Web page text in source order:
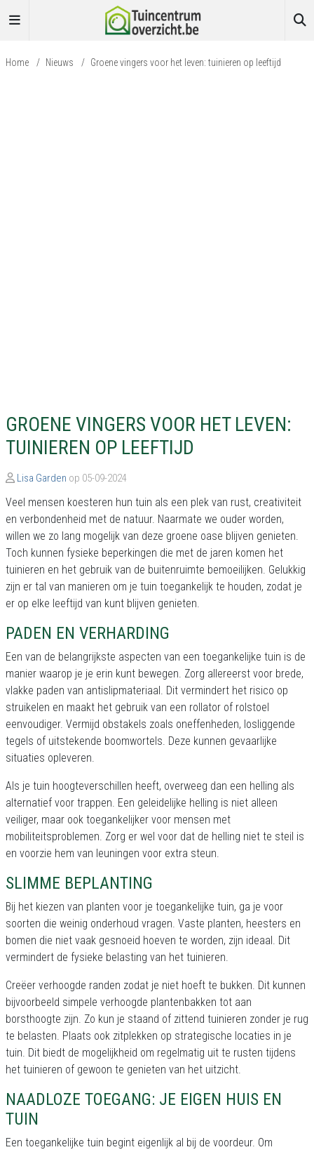
Home / Nieuws / Groene vingers voor het leven: tuinieren op leeftijd
GROENE VINGERS VOOR HET LEVEN:
TUINIEREN OP LEEFTIJD
Lisa Garden op 05-09-2024
Veel mensen koesteren hun tuin als een plek van rust, creativiteit
en verbondenheid met de natuur. Naarmate we ouder worden,
willen we zo lang mogelijk van deze groene oase blijven genieten.
Toch kunnen fysieke beperkingen die met de jaren komen het
tuinieren en het gebruik van de buitenruimte bemoeilijken. Gelukkig
zijn er tal van manieren om je tuin toegankelijk te houden, zodat je
er op elke leeftijd van kunt blijven genieten.
PADEN EN VERHARDING
Een van de belangrijkste aspecten van een toegankelijke tuin is de
manier waarop je je erin kunt bewegen. Zorg allereerst voor brede,
vlakke paden van antislipmateriaal. Dit vermindert het risico op
struikelen en maakt het gebruik van een rollator of rolstoel
eenvoudiger. Vermijd obstakels zoals oneffenheden, losliggende
tegels of uitstekende boomwortels. Deze kunnen gevaarlijke
situaties opleveren.
Als je tuin hoogteverschillen heeft, overweeg dan een helling als
alternatief voor trappen. Een geleidelijke helling is niet alleen
veiliger, maar ook toegankelijker voor mensen met
mobiliteitsproblemen. Zorg er wel voor dat de helling niet te steil is
en voorzie hem van leuningen voor extra steun.
SLIMME BEPLANTING
Bij het kiezen van planten voor je toegankelijke tuin, ga je voor
soorten die weinig onderhoud vragen. Vaste planten, heesters en
bomen die niet vaak gesnoeid hoeven te worden, zijn ideaal. Dit
vermindert de fysieke belasting van het tuinieren.
Creëer verhoogde randen zodat je niet hoeft te bukken. Dit kunnen
bijvoorbeeld simpele verhoogde plantenbakken tot aan
borsthoogte zijn. Zo kun je staand of zittend tuinieren zonder je rug
te belasten. Plaats ook zitplekken op strategische locaties in je
tuin. Dit biedt de mogelijkheid om regelmatig uit te rusten tijdens
het tuinieren of gewoon te genieten van het uitzicht.
NAADLOZE TOEGANG: JE EIGEN HUIS EN
TUIN
Een toegankelijke tuin begint eigenlijk al bij de voordeur. Om